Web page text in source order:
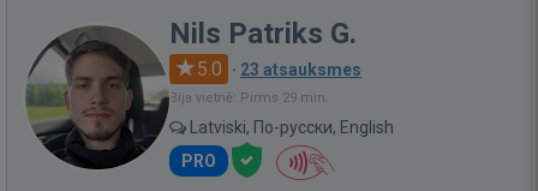
Nils Patriks G.
5.0 · 23 atsauksmes
Bija vietnē: Pirms 29 min.
Latviski, По-русски, English
PRO